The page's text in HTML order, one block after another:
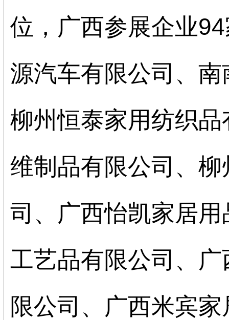
位，广西参展企业
源汽车有限公司、
柳州恒泰家用纺织
维制品有限公司、
司、广西怡凯家居
工艺品有限公司、
限公司、广西米宾